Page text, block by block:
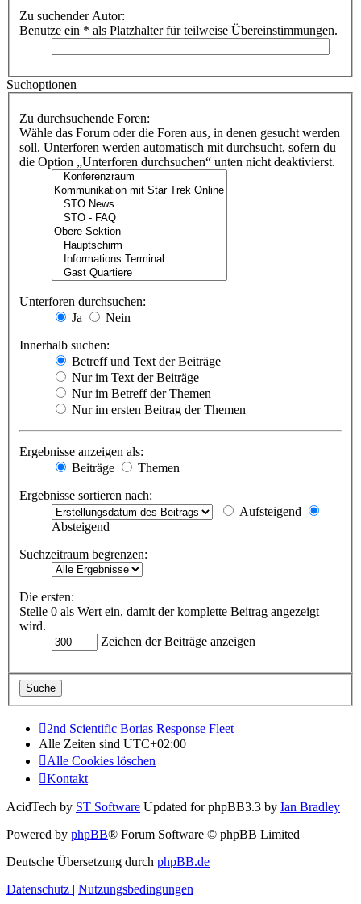
Zu suchender Autor:
Benutze ein * als Platzhalter für teilweise Übereinstimmungen.
Suchoptionen
Zu durchsuchende Foren:
Wähle das Forum oder die Foren aus, in denen gesucht werden
soll. Unterforen werden automatisch mit durchsucht, sofern du
die Option „Unterforen durchsuchen“ unten nicht deaktivierst.
Unterforen durchsuchen:
Ja
Nein
Innerhalb suchen:
Betreff und Text der Beiträge
Nur im Text der Beiträge
Nur im Betreff der Themen
Nur im ersten Beitrag der Themen
Ergebnisse anzeigen als:
Beiträge
Themen
Ergebnisse sortieren nach:
Aufsteigend
Absteigend
Suchzeitraum begrenzen:
Die ersten:
Stelle 0 als Wert ein, damit der komplette Beitrag angezeigt
wird.
Zeichen der Beiträge anzeigen
2nd Scientific Borias Response Fleet
Alle Zeiten sind UTC+02:00
Alle Cookies löschen
Kontakt
AcidTech by ST Software Updated for phpBB3.3 by Ian Bradley
Powered by phpBB® Forum Software © phpBB Limited
Deutsche Übersetzung durch phpBB.de
Datenschutz | Nutzungsbedingungen